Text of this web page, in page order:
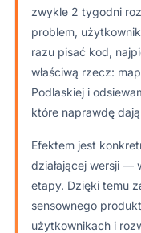
zwykle 2 tygodni
problem,
razu pisać kod,
właściwą rzecz:
Podlaskiej i
które naprawdę
Efektem jest
działającej wersji —
etapy. Dzięki temu
sensownego
użytkownikach i